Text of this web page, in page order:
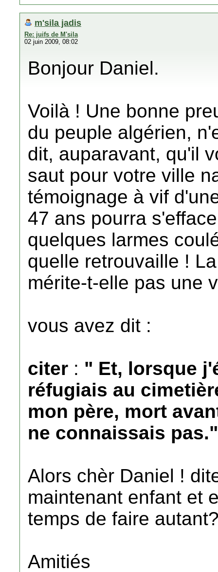
m'sila jadis
Re: juifs de M'sila
02 juin 2009, 08:02
Bonjour Daniel.
Voilà ! Une bonne
du peuple algérien,
dit, auparavant, qu'il
saut pour votre ville
témoignage à vif
47 ans pourra
quelques larmes
quelle retrouvaille !
mérite-t-elle pas une
vous avez dit :
citer : " Et, lorsque
réfugiais au
mon père, mort
ne connaissais pas."
Alors chèr Daniel !
maintenant enfant et
temps de faire
Amitiés